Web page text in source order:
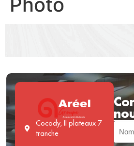
Cocody, II plateaux 7
tranche